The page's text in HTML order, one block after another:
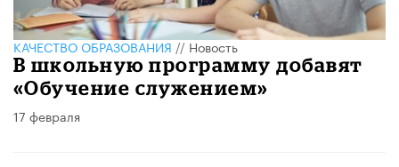
КАЧЕСТВО ОБРАЗОВАНИЯ//Новость
В школьную программу добавят
«Обучение служением»
17 февраля